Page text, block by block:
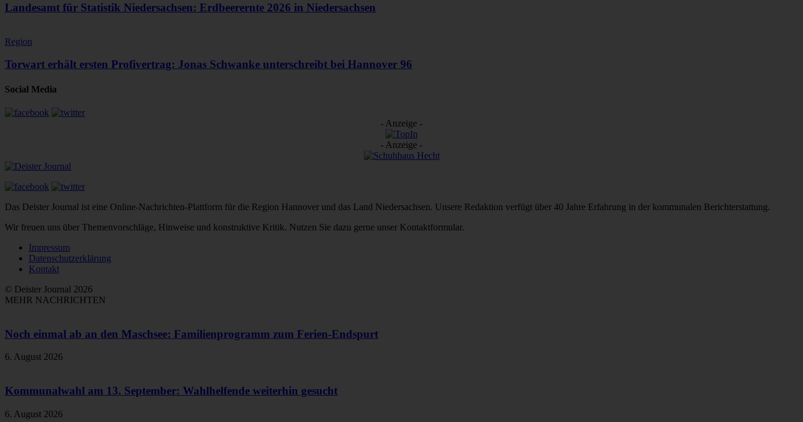
Landesamt für Statistik Niedersachsen: Erdbeerernte 2026 in Niedersachsen
Region
Torwart erhält ersten Profivertrag: Jonas Schwanke unterschreibt bei Hannover 96
Social Media
- Anzeige -
- Anzeige -
Das Deister Journal ist eine Online-Nachrichten-Plattform für die Region Hannover und das Land Niedersachsen. Unsere Redaktion verfügt über 40 Jahre Erfahrung in der kommunalen Berichterstattung.
Wir freuen uns über Themenvorschläge, Hinweise und konstruktive Kritik. Nutzen Sie dazu gerne unser Kontaktformular.
Impressum
Datenschutzerklärung
Kontakt
© Deister Journal 2026
MEHR NACHRICHTEN
Noch einmal ab an den Maschsee: Familienprogramm zum Ferien-Endspurt
6. August 2026
Kommunalwahl am 13. September: Wahlhelfende weiterhin gesucht
6. August 2026